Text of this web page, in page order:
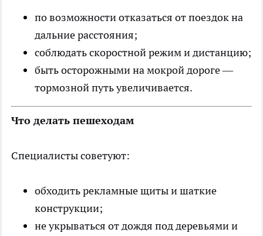
по возможности отказаться от поездок на
дальние расстояния;
соблюдать скоростной режим и дистанцию;
быть осторожными на мокрой дороге —
тормозной путь увеличивается.
Что делать пешеходам
Специалисты советуют:
обходить рекламные щиты и шаткие
конструкции;
не укрываться от дождя под деревьями и